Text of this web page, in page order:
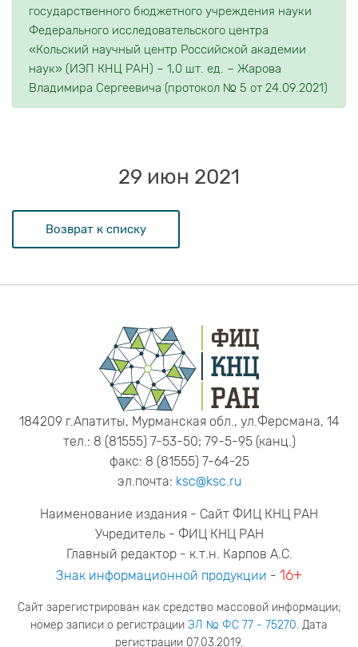
государственного бюджетного учреждения науки
Федерального исследовательского центра
«Кольский научный центр Российской академии
наук» (ИЭП КНЦ РАН) – 1,0 шт. ед. – Жарова
Владимира Сергеевича (протокол № 5 от 24.09.2021)
Возврат к списку
29 июн 2021
184209 г.Апатиты, Мурманская обл., ул.Ферсмана, 14
тел.: 8 (81555) 7-53-50; 79-5-95 (канц.)
факс: 8 (81555) 7-64-25
эл.почта: ksc@ksc.ru
Наименование издания - Сайт ФИЦ КНЦ РАН
Учредитель - ФИЦ КНЦ РАН
Главный редактор - к.т.н. Карпов А.С.
Знак информационной продукции - 16+
Сайт зарегистрирован как средство массовой информации;
номер записи о регистрации ЭЛ № ФС 77 - 75270. Дата
регистрации 07.03.2019.